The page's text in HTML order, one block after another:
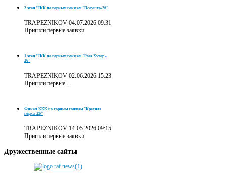
2 этап ЧКК по горным гонкам "Псеушхо-26"
TRAPEZNIKOV 04.07.2026 09:31
Пришли первые заявки
1 этап ЧКК по горным гонкам "Роза Хутор -
26"
TRAPEZNIKOV 02.06.2026 15:23
Пришли первые ...
Финал ККК по горным гонкам "Красная
горка-26"
TRAPEZNIKOV 14.05.2026 09:15
Пришли первые заявки
Дружественные сайты